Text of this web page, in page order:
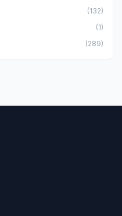
(132)
(1)
(289)